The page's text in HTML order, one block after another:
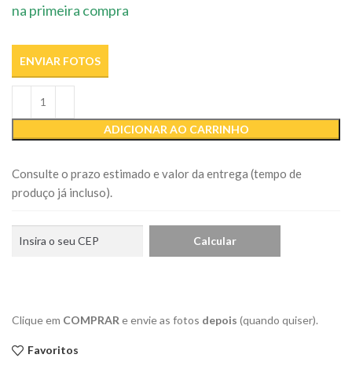
na primeira compra
ENVIAR FOTOS
ADICIONAR AO CARRINHO
Consulte o prazo estimado e valor da entrega (tempo de
produço já incluso).
Clique em COMPRAR e envie as fotos depois (quando quiser).
Favoritos